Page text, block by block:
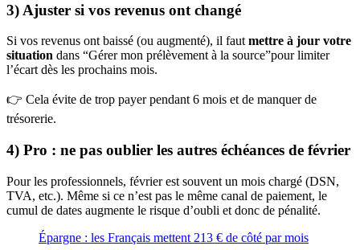
3) Ajuster si vos revenus ont changé
Si vos revenus ont baissé (ou augmenté), il faut mettre à jour votre
situation dans “Gérer mon prélèvement à la source”pour limiter
l’écart dès les prochains mois.
👉 Cela évite de trop payer pendant 6 mois et de manquer de
trésorerie.
4) Pro : ne pas oublier les autres échéances de février
Pour les professionnels, février est souvent un mois chargé (DSN,
TVA, etc.). Même si ce n’est pas le même canal de paiement, le
cumul de dates augmente le risque d’oubli et donc de pénalité.
Épargne : les Français mettent 213 € de côté par mois